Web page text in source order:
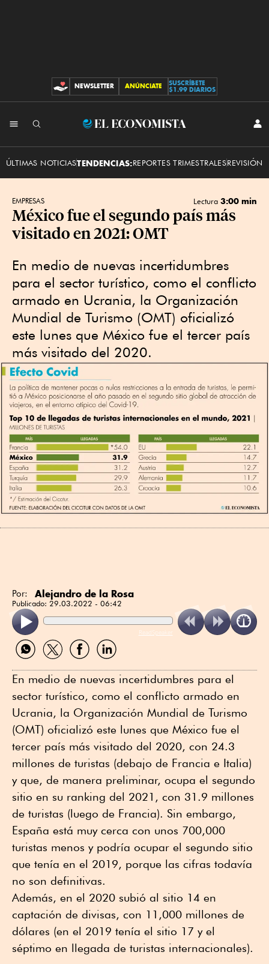
CONTRIBUCIONES
NEWSLETTER ANÚNCIATE
SUSCRÍBETE
$1.99 DIARIOS
El
ÚLTIMAS NOTICIASTENDENCIAS:REPORTES TRIMESTRALESREVISIÓN
EMPRESAS Lectura 3:00 min
México fue el segundo país más
visitado en 2021: OMT
En medio de nuevas incertidumbres
para el sector turístico, como el conflicto
armado en Ucrania, la Organización
Mundial de Turismo (OMT) oficializó
este lunes que México fue el tercer país
más visitado del 2020.
Por: Alejandro de la Rosa
Publicado: 29.03.2022 - 06:42
ReadSpeaker
Compartir
por
Compartir
por
Compartir
por
Compartir
por
En medio de nuevas incertidumbres para el
sector turístico, como el conflicto armado en
Ucrania, la Organización Mundial de Turismo
(OMT) oficializó este lunes que México fue el
tercer país más visitado del 2020, con 24.3
millones de turistas (debajo de Francia e Italia)
y que, de manera preliminar, ocupa el segundo
sitio en su ranking del 2021, con 31.9 millones
de turistas (luego de Francia). Sin embargo,
España está muy cerca con unos 700,000
turistas menos y podría ocupar el segundo sitio
que tenía en el 2019, porque las cifras todavía
no son definitivas.
Además, en el 2020 subió al sitio 14 en
captación de divisas, con 11,000 millones de
dólares (en el 2019 tenía el sitio 17 y el
séptimo en llegada de turistas internacionales).